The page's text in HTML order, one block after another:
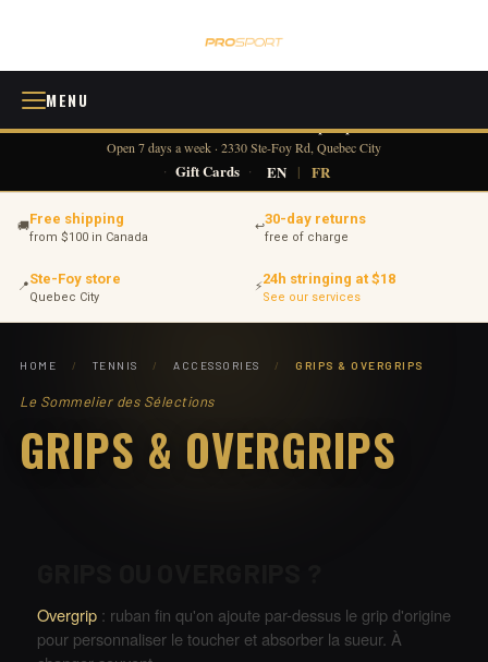
MENU
☎ 418 380-0775 ✉ info@tennisprosport.com
Open 7 days a week · 2330 Ste-Foy Rd, Quebec City
· Gift Cards · EN | FR
🚚Free shipping
from $100 in Canada
↩30-day returns
free of charge
📍Ste-Foy store
Quebec City
⚡24h stringing at $18
See our services
HOME / TENNIS / ACCESSORIES / GRIPS & OVERGRIPS
Le Sommelier des Sélections
GRIPS & OVERGRIPS
Overgrip : ruban fin qu'on ajoute par-dessus le grip d'origine
pour personnaliser le toucher et absorber la sueur. À